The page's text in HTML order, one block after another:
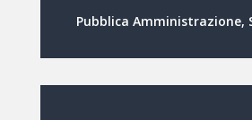
Pubblica Amministrazione,